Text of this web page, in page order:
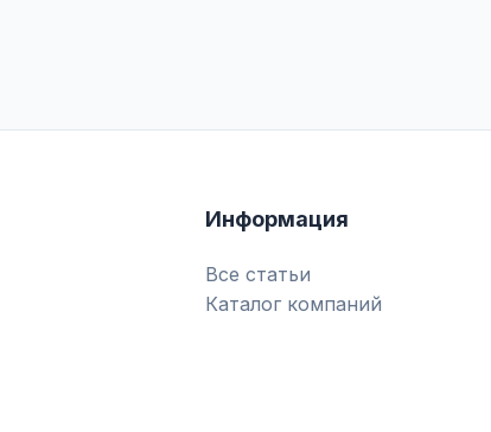
Информация
Все статьи
Каталог компаний